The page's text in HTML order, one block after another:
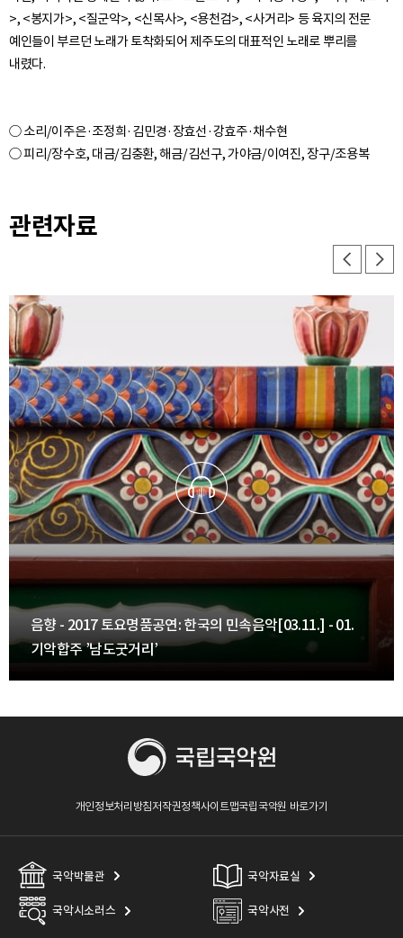
>, <봉지가>, <질군악>, <신목사>, <용천검>, <사거리> 등 육지의 전문
예인들이 부르던 노래가 토착화되어 제주도의 대표적인 노래로 뿌리를
○ 소리/이주은·조정희·김민경·장효선·강효주·채수현
○ 피리/장수호, 대금/김충환, 해금/김선구, 가야금/이여진, 장구/조용복
관련자료
음향 - 2017 토요명품공연: 한국의 민속음악[03.11.] - 01.
기악합주 ’남도굿거리’
개인정보처리방침저작권정책사이트맵국립국악원 바로가기
국악박물관 국악자료실
국악시소러스 국악사전